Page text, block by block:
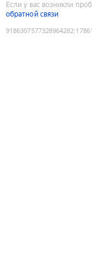
Если у вас возникли
обратной связи
9186307577328964282: